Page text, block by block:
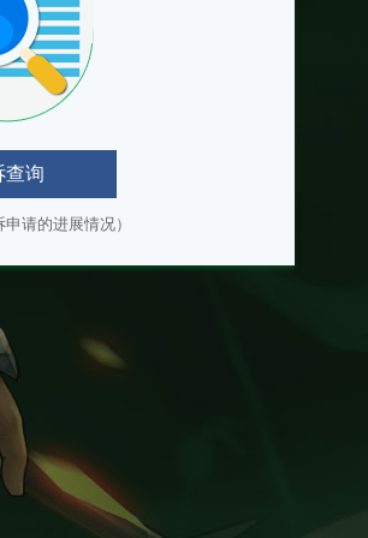
查询
申请的进展情况）